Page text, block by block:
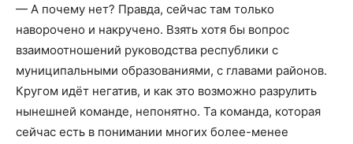
— А почему нет? Правда, сейчас там только
наворочено и накручено. Взять хотя бы вопрос
взаимоотношений руководства республики с
муниципальными образованиями, с главами районов.
Кругом идёт негатив, и как это возможно разрулить
нынешней команде, непонятно. Та команда, которая
сейчас есть в понимании многих более-менее